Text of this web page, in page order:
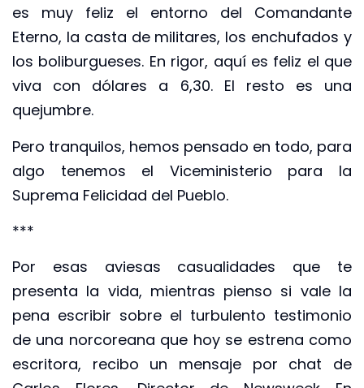
es muy feliz el entorno del Comandante
Eterno, la casta de militares, los enchufados y
los boliburgueses. En rigor, aquí es feliz el que
viva con dólares a 6,30. El resto es una
quejumbre.
Pero tranquilos, hemos pensado en todo, para
algo tenemos el Viceministerio para la
Suprema Felicidad del Pueblo.
***
Por esas aviesas casualidades que te
presenta la vida, mientras pienso si vale la
pena escribir sobre el turbulento testimonio
de una norcoreana que hoy se estrena como
escritora, recibo un mensaje por chat de